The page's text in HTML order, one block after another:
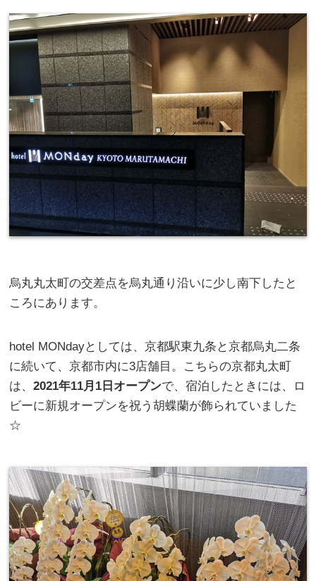
烏丸丸太町の交差点を烏丸通り沿いに少し南下したと
ころにあります。
hotel MONdayとしては、京都駅東九条と京都烏丸二条
に続いて、京都市内に3店舗目。こちらの京都丸太町
は、2021年11月1日オープンで、宿泊したときには、ロ
ビーに新規オープンを祝う胡蝶蘭が飾られていました
☆